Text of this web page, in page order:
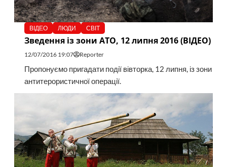
ВІДЕО ЛЮДИ СВІТ
Зведення із зони АТО, 12 липня 2016 (ВІДЕО)
12/07/2016 19:07 Reporter
Пропонуємо пригадати події вівторка, 12 липня, із зони
антитерористичної операції.